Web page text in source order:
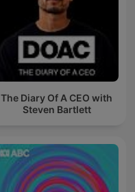
The Diary Of A CEO with
Steven Bartlett